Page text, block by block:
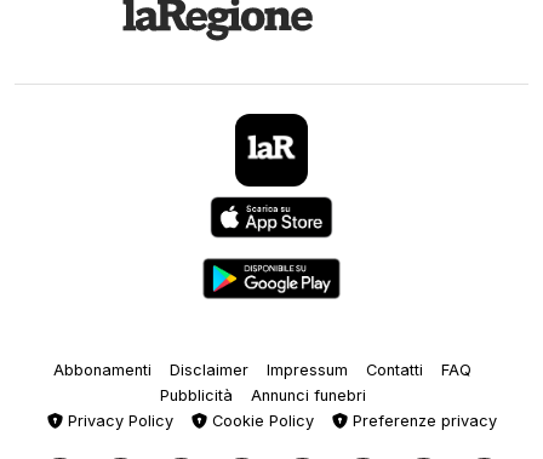
Abbonamenti Disclaimer Impressum Contatti
FAQ
Pubblicità
Annunci funebri
Privacy Policy
Cookie Policy Preferenze privacy